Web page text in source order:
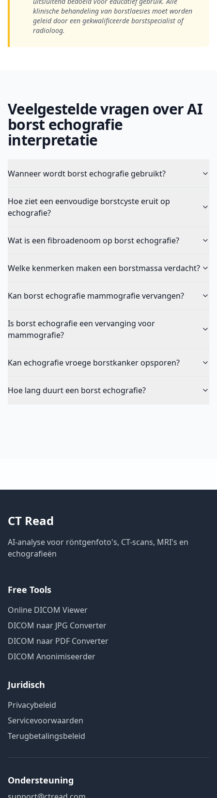
klinische behandeling van borstlaesies moet worden
geleid door een gekwalificeerde borstspecialist of
radioloog.
Veelgestelde vragen over AI
borst echografie
interpretatie
Wanneer wordt borst echografie gebruikt?
Hoe ziet een eenvoudige borstcyste eruit op
echografie?
Wat is een fibroadenoom op borst echografie?
Welke kenmerken maken een borstmassa verdacht?
Kan borst echografie mammografie vervangen?
Is borst echografie een vervanging voor
mammografie?
Kan echografie vroege borstkanker opsporen?
Hoe lang duurt een borst echografie?
CT Read
AI-analyse voor röntgenfoto's, CT-scans, MRI's en
echografieën
Free Tools
Online DICOM Viewer
DICOM naar JPG Converter
DICOM naar PDF Converter
DICOM Anonimiseerder
Juridisch
Privacybeleid
Servicevoorwaarden
Terugbetalingsbeleid
Ondersteuning